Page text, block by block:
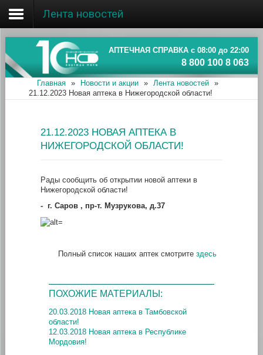
Главная
Об ассоциации
Наши аптеки
Информация
Лента новостей
АПТЕЧНАЯ СПРАВКА с 08:00 до 22:00
8 800 100 8 063
Главная » Новости и акции » Лента новостей
»
21.12.2023 Новая аптека в Нижегородской области!
21.12.2023 НОВАЯ АПТЕКА В
НИЖЕГОРОДСКОЙ ОБЛАСТИ!
Рады сообщить об открытии новой аптеки в
Нижегородской области!
- г. Саров , пр-т. Музрукова, д.37
Полный список наших аптек смотрите здесь
ПОХОЖИЕ МАТЕРИАЛЫ:
20.03.2018 Новая аптека в Тамбовской
области!
12.03.2018 Новая аптека в Республике
Мордовия!